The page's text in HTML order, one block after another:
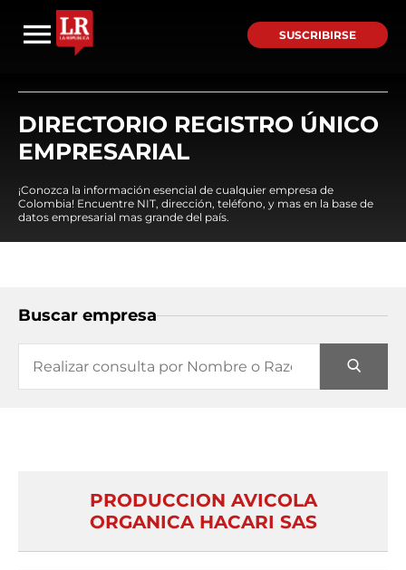
SUSCRIBIRSE
DIRECTORIO REGISTRO ÚNICO
EMPRESARIAL
¡Conozca la información esencial de cualquier empresa de
Colombia! Encuentre NIT, dirección, teléfono, y mas en la base de
datos empresarial mas grande del país.
Buscar empresa
PRODUCCION AVICOLA
ORGANICA HACARI SAS